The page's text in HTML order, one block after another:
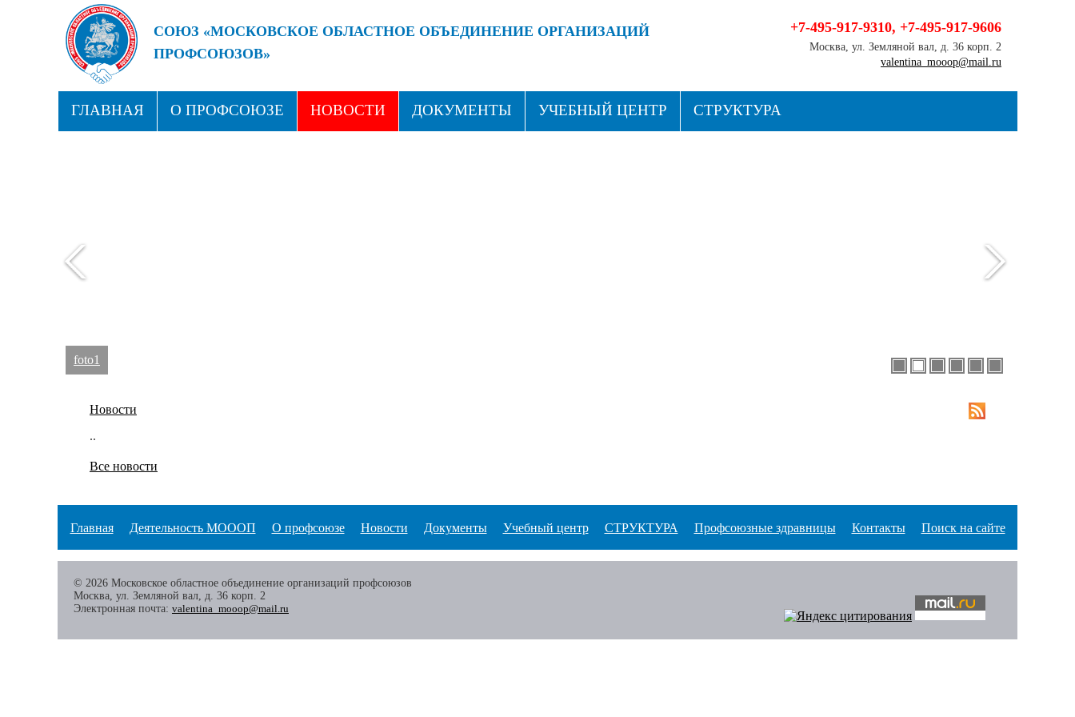
СОЮЗ «МОСКОВСКОЕ ОБЛАСТНОЕ ОБЪЕДИНЕНИЕ ОРГАНИЗАЦИЙ
ПРОФСОЮЗОВ»
+7-495-917-9310, +7-495-917-9606
Москва, ул. Земляной вал, д. 36 корп. 2
valentina_mooop@mail.ru
ГЛАВНАЯ О ПРОФСОЮЗЕ НОВОСТИ ДОКУМЕНТЫ УЧЕБНЫЙ ЦЕНТР СТРУКТУРА
foto1
Новости
..
Все новости
Главная Деятельность МОООП О профсоюзе Новости Документы Учебный центр СТРУКТУРА Профсоюзные здравницы Контакты Поиск на сайте
© 2026 Московское областное объединение организаций профсоюзов
Москва, ул. Земляной вал, д. 36 корп. 2
Электронная почта: valentina_mooop@mail.ru